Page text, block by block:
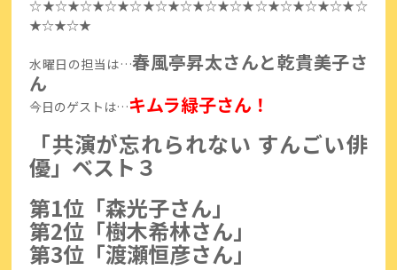
☆★☆★☆★☆★☆★☆★☆★☆★☆★☆★☆★☆★☆★☆
★☆★☆★
水曜日の担当は…春風亭昇太さんと乾貴美子さ
ん
今日のゲストは…キムラ緑子さん！
「共演が忘れられない すんごい俳
優」ベスト３
第1位「森光子さん」
第2位「樹木希林さん」
第3位「渡瀬恒彦さん」